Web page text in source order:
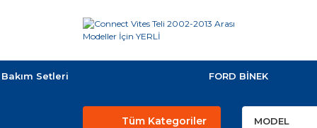
Bakım Setleri FORD BİNEK
Tüm Kategoriler